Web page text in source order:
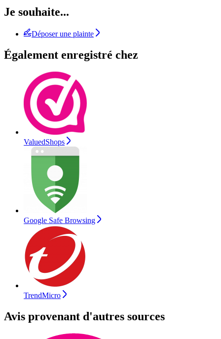
Je souhaite...
Déposer une plainte
Également enregistré chez
ValuedShops
Google Safe Browsing
TrendMicro
Avis provenant d'autres sources